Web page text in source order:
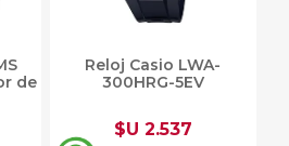
de
Reloj Casio LWA-
300HRG-5EV
$U 2.537